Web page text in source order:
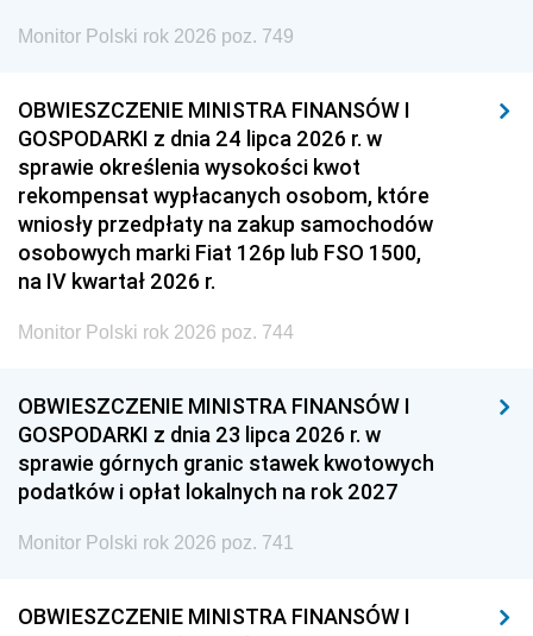
Monitor Polski rok 2026 poz. 749
OBWIESZCZENIE MINISTRA FINANSÓW I
GOSPODARKI z dnia 24 lipca 2026 r. w
sprawie określenia wysokości kwot
rekompensat wypłacanych osobom, które
wniosły przedpłaty na zakup samochodów
osobowych marki Fiat 126p lub FSO 1500,
na IV kwartał 2026 r.
Monitor Polski rok 2026 poz. 744
OBWIESZCZENIE MINISTRA FINANSÓW I
GOSPODARKI z dnia 23 lipca 2026 r. w
sprawie górnych granic stawek kwotowych
podatków i opłat lokalnych na rok 2027
Monitor Polski rok 2026 poz. 741
OBWIESZCZENIE MINISTRA FINANSÓW I